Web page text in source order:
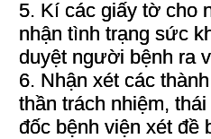
5. Kí các giấy tờ cho
nhận tình trạng sức
duyệt người bệnh ra
6. Nhận xét các
thần trách nhiệm,
đốc bệnh viện xét đề